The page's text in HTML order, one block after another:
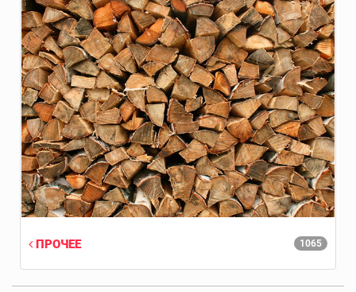
1065
ПРОЧЕЕ